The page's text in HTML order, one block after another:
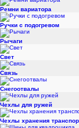
Ремни вариатора
Ручки с подогревом
Рычаги
Свет
Связь
Снегоотвалы
Чехлы для ружей
Чехлы хранения